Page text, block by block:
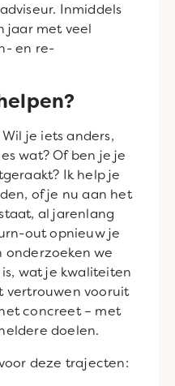
Inmiddels
jaar met veel
en re-
je iets anders,
wat? Of ben je je
Ik help je
of je nu aan het
al jarenlang
out opnieuw je
onderzoeken we
wat je kwaliteiten
vertrouwen vooruit
concreet – met
doelen.
deze trajecten: